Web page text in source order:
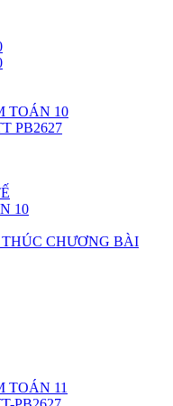
TOÁN 10
PB2627
10
CHƯƠNG BÀI
TOÁN 11